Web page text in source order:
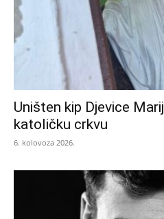
Uništen kip Djevice
katoličku crkvu
6. kolovoza 2026.